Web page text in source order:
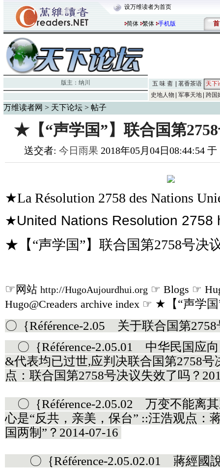
设万维读者为首页
简体 繁体 手机版 首
版主： 纳川 五 味 斋 茗香茶语
天下
史地人物
军事天地 跨国
万维读者网 > 天下论坛 > 帖子
★【“声学国”】联合国第
送交者: 今日雨果 2018年05月04日08:44:54
★La Résolution 2758 des Nations
★United Nations Resolution 2758
★【“声学国”】联合国第2758号决
☞ 网站 http://HugoAujourdhui.org ☞ Blogs ☞
Hugo@Creaders archive index ☞ ★【“声学
〇｛Référence-2.05 关于联合国第
〇｛Référence-2.05.01 中华民国应
&代表均已过世,应判决联合国第2758
点：联合国第2758号决议失效了吗？
〇｛Référence-2.05.02 万变不能离
心是“反共，亲美，保台” ::汪浩观点：
国两制”？2014-07-16
〇｛Référence-2.05.02.01 蔣經國